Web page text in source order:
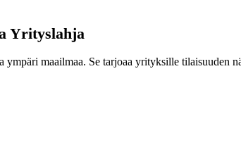
Yrityslahja
maailmaa. Se tarjoaa yrityksille tilaisuuden